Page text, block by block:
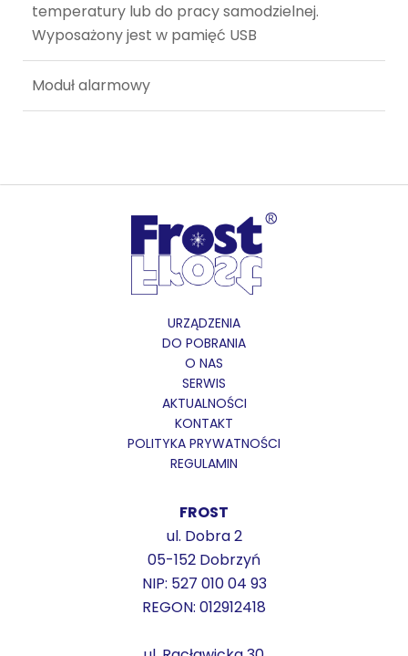
temperatury lub do pracy samodzielnej.
Wyposażony jest w pamięć USB
Moduł alarmowy
URZĄDZENIA
DO POBRANIA
O NAS
SERWIS
AKTUALNOŚCI
KONTAKT
POLITYKA PRYWATNOŚCI
REGULAMIN
FROST
ul. Dobra 2
05-152 Dobrzyń
NIP: 527 010 04 93
REGON: 012912418